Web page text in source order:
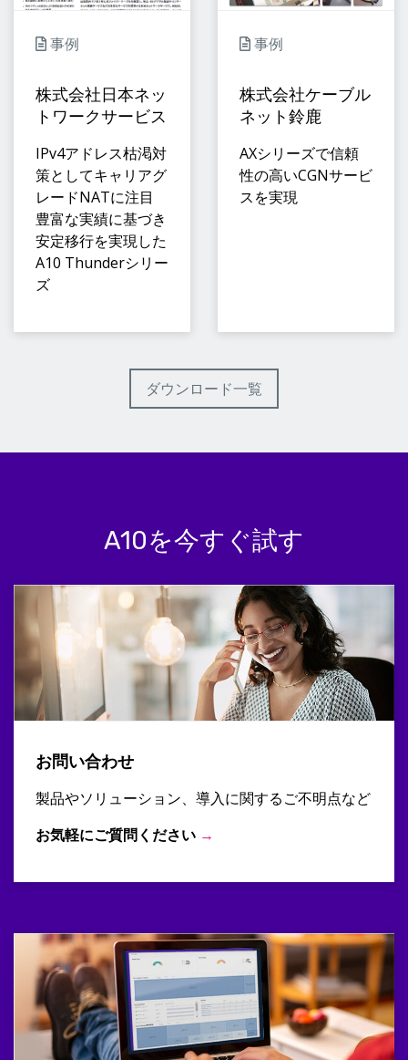
事例
株式会社日本ネッ
トワークサービス
IPv4アドレス枯渇対
策としてキャリアグ
レードNATに注目
豊富な実績に基づき
安定移行を実現した
A10 Thunderシリー
ズ
事例
株式会社ケーブル
ネット鈴鹿
AXシリーズで信頼
性の高いCGNサービ
スを実現
ダウンロード一覧
A10を今すぐ試す
お問い合わせ
製品やソリューション、導入に関するご不明点など
お気軽にご質問ください →